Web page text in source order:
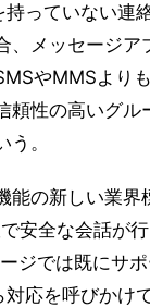
っていない連
、メッセージア
やMMSより
頼性の高いグル
。
能の新しい業界
安全な会話が
ジでは既にサポ
応を呼びかけ